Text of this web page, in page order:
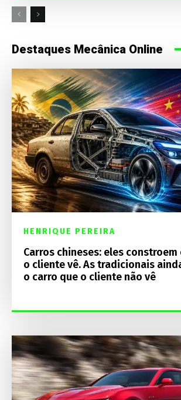
Destaques Mecânica Online
HENRIQUE PEREIRA
Carros chineses: eles
o cliente vê. As tradicionais
o carro que o cliente não vê